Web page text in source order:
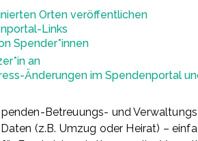
Orten veröffentlichen
Links
Spender*innen
an
Änderungen im Spendenportal
Betreuungs- und
(z.B. Umzug oder Heirat) –